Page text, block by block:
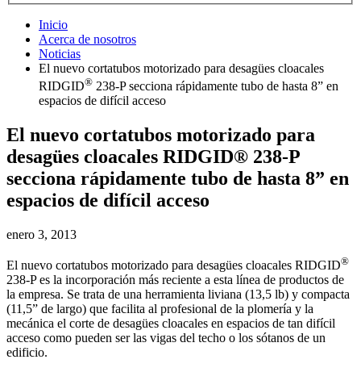
Inicio
Acerca de nosotros
Noticias
El nuevo cortatubos motorizado para desagües cloacales
RIDGID® 238-P secciona rápidamente tubo de hasta 8” en
espacios de difícil acceso
El nuevo cortatubos motorizado para
desagües cloacales RIDGID® 238-P
secciona rápidamente tubo de hasta 8” en
espacios de difícil acceso
enero 3, 2013
El nuevo cortatubos motorizado para desagües cloacales RIDGID®
238-P es la incorporación más reciente a esta línea de productos de
la empresa. Se trata de una herramienta liviana (13,5 lb) y compacta
(11,5” de largo) que facilita al profesional de la plomería y la
mecánica el corte de desagües cloacales en espacios de tan difícil
acceso como pueden ser las vigas del techo o los sótanos de un
edificio.